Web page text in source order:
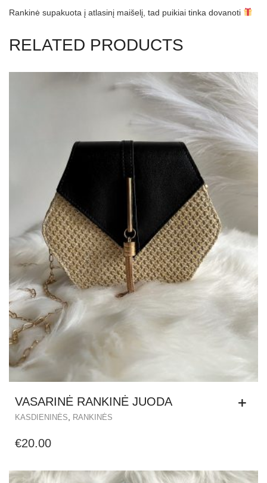
Rankinė supakuota į atlasinį maišelį, tad puikiai tinka dovanoti
RELATED PRODUCTS
VASARINĖ RANKINĖ JUODA
KASDIENINĖS, RANKINĖS
€20.00